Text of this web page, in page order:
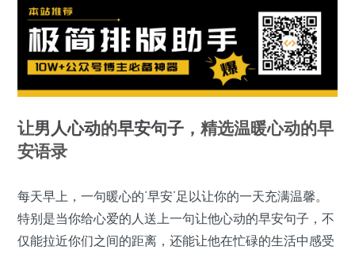
让男人心动的早安句子 ，精选温暖心动的早
安语录
每天早上，一句暖心的‘早安’足以让你的一天充满温馨。
特别是当你给心爱的人送上一句让他心动的早安句子，不
仅能拉近你们之间的距离，还能让他在忙碌的生活中感受